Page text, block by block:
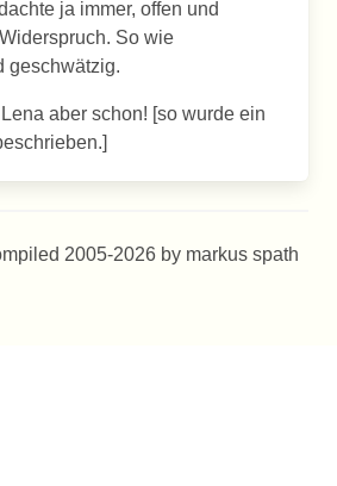
ja immer, offen und
So wie
geschwätzig.
aber schon! [so wurde ein
2005-2026 by markus spath